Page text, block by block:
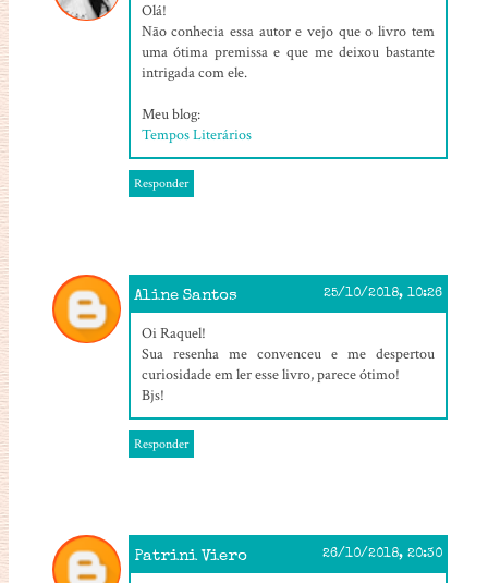
Olá!
Não conhecia essa autor e vejo que o livro tem
uma ótima premissa e que me deixou bastante
intrigada com ele.
Meu blog:
Tempos Literários
Responder
Aline Santos 25/10/2018, 10:26
Oi Raquel!
Sua resenha me convenceu e me despertou
curiosidade em ler esse livro, parece ótimo!
Bjs!
Responder
Patrini Viero 26/10/2018, 20:30